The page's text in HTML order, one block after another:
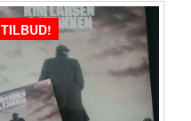
TILBUD!